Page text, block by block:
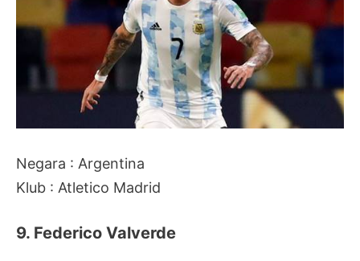
Negara : Argentina
Klub : Atletico Madrid
9. Federico Valverde